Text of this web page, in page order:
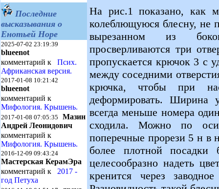
Последние
высказывания о
Енотьей Норе
2025-07-02 23:19:39
blueenot
комментарий к Псих.
Африканская версия.
2017-01-08 10:21:42
blueenot
комментарий к
Мифология. Крышень.
2017-01-08 07:05:35 Мазин
Андрей Леонидович
комментарий к
Мифология. Крышень.
2016-12-09 09:43:24
Мастерская КерамЭра
комментарий к 2017 -
год Петуха
На рис.1 показано, как
колеблющуюся блесну, не
вырезанном из
просверливаются три
пропускается крючок 3 с
между соседними
крючка, чтобы при
деформировать. Ширина
всегда меньше номера
сходила. Можно по оси
поперечные прорези 5 н в
более плотной
целесообразно надеть
кренится через